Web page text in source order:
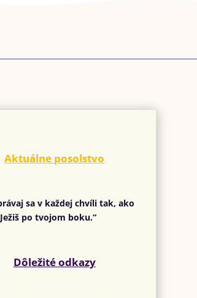
Aktuálne posolstvo
sa v každej chvíli tak, ako
po tvojom boku.“
Dôležité odkazy